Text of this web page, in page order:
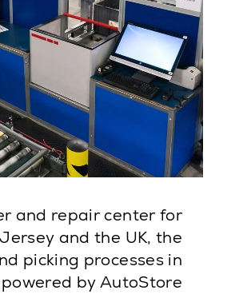
and repair center for
and the UK, the
picking processes in
by AutoStore.